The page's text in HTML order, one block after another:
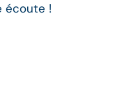
écoute !